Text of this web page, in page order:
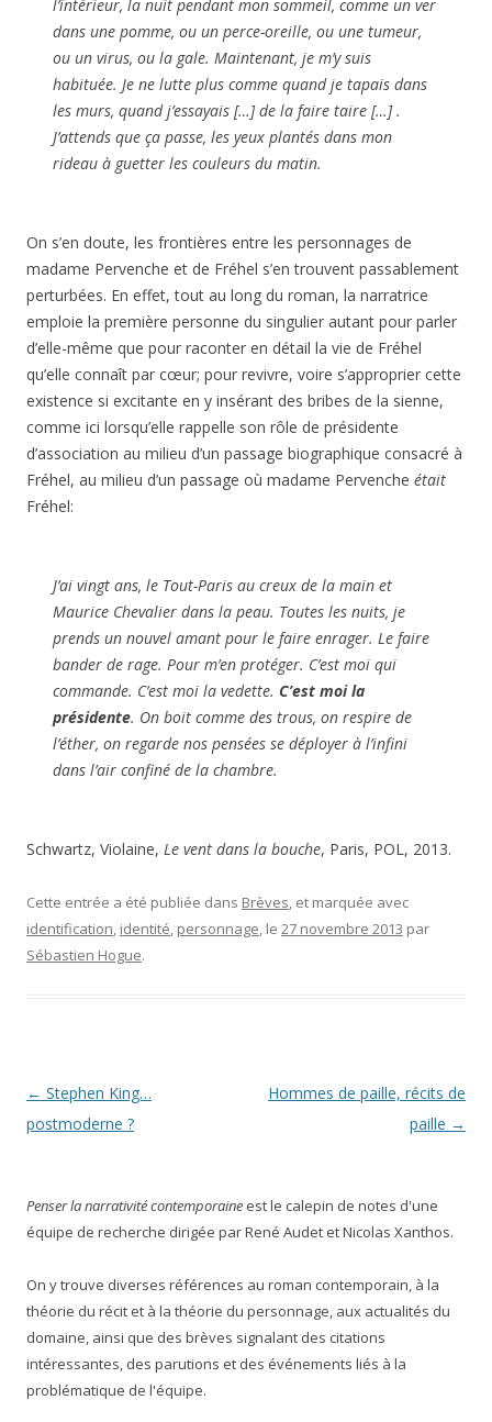
l’intérieur, la nuit pendant mon sommeil, comme un ver
dans une pomme, ou un perce-oreille, ou une tumeur,
ou un virus, ou la gale. Maintenant, je m’y suis
habituée. Je ne lutte plus comme quand je tapais dans
les murs, quand j’essayais […] de la faire taire […] .
J’attends que ça passe, les yeux plantés dans mon
rideau à guetter les couleurs du matin.
On s’en doute, les frontières entre les personnages de
madame Pervenche et de Fréhel s’en trouvent passablement
perturbées. En effet, tout au long du roman, la narratrice
emploie la première personne du singulier autant pour parler
d’elle-même que pour raconter en détail la vie de Fréhel
qu’elle connaît par cœur; pour revivre, voire s’approprier cette
existence si excitante en y insérant des bribes de la sienne,
comme ici lorsqu’elle rappelle son rôle de présidente
d’association au milieu d’un passage biographique consacré à
Fréhel, au milieu d’un passage où madame Pervenche était
Fréhel:
J’ai vingt ans, le Tout-Paris au creux de la main et
Maurice Chevalier dans la peau. Toutes les nuits, je
prends un nouvel amant pour le faire enrager. Le faire
bander de rage. Pour m’en protéger. C’est moi qui
commande. C’est moi la vedette. C’est moi la
présidente. On boit comme des trous, on respire de
l’éther, on regarde nos pensées se déployer à l’infini
dans l’air confiné de la chambre.
Schwartz, Violaine, Le vent dans la bouche, Paris, POL, 2013.
Cette entrée a été publiée dans Brèves, et marquée avec
identification, identité, personnage, le 27 novembre 2013 par
Sébastien Hogue.
Navigation
des
← Stephen King…
postmoderne ?
Hommes de paille, récits de
paille →
Penser la narrativité contemporaine est le calepin de notes d'une
équipe de recherche dirigée par René Audet et Nicolas Xanthos.
On y trouve diverses références au roman contemporain, à la
théorie du récit et à la théorie du personnage, aux actualités du
domaine, ainsi que des brèves signalant des citations
intéressantes, des parutions et des événements liés à la
problématique de l'équipe.